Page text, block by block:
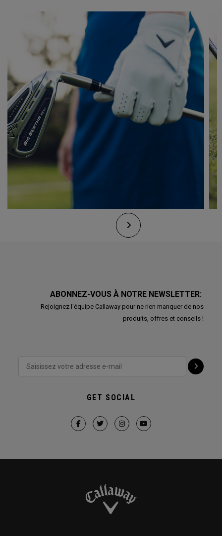
ABONNEZ-VOUS À NOTRE NEWSLETTER:
Rejoignez l'équipe Callaway pour ne rien manquer de nos
produits, offres et conseils !
GET SOCIAL